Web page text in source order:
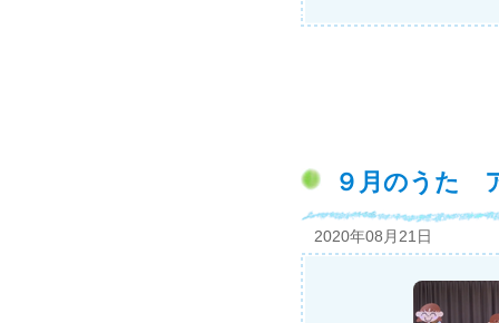
９月のうた
2020年08月21日